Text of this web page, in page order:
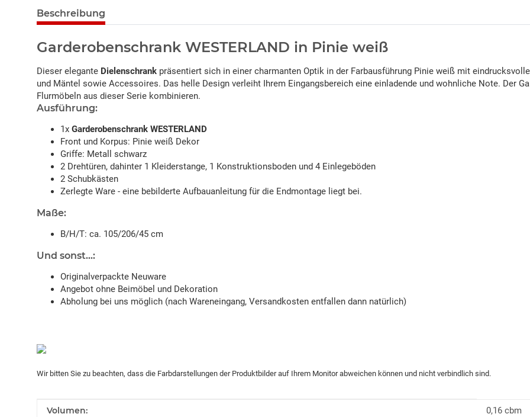
Beschreibung
Garderobenschrank WESTERLAND in Pinie weiß
Dieser elegante Dielenschrank präsentiert sich in einer charmanten Optik in der Farbausführung Pinie weiß mit
und Mäntel sowie Accessoires. Das helle Design verleiht Ihrem Eingangsbereich eine einladende und wohnliche Note. Der
Flurmöbeln aus dieser Serie kombinieren.
Ausführung:
1x Garderobenschrank WESTERLAND
Front und Korpus: Pinie weiß Dekor
Griffe: Metall schwarz
2 Drehtüren, dahinter 1 Kleiderstange, 1 Konstruktionsboden und 4 Einlegeböden
2 Schubkästen
Zerlegte Ware - eine bebilderte Aufbauanleitung für die Endmontage liegt bei.
Maße:
B/H/T: ca. 105/206/45 cm
Und sonst...:
Originalverpackte Neuware
Angebot ohne Beimöbel und Dekoration
Abholung bei uns möglich (nach Wareneingang, Versandkosten entfallen dann natürlich)
Wir bitten Sie zu beachten, dass die Farbdarstellungen der Produktbilder auf Ihrem Monitor abweichen können und nicht verbindlich sind.
Produkteigenschaft
Wert
Volumen: 0,16 cbm